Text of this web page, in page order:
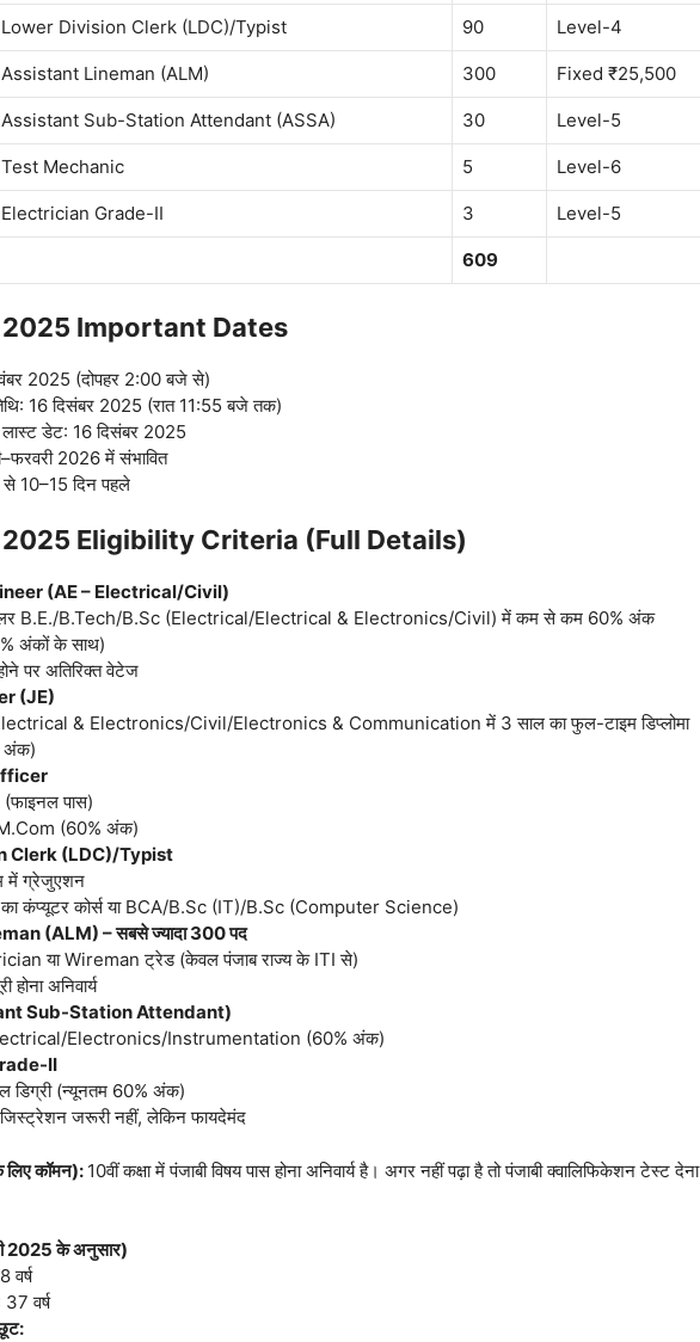
Lower Division Clerk (LDC)/Typist 90 Level-4
Assistant Lineman (ALM) 300 Fixed ₹25,500
Assistant Sub-Station Attendant (ASSA) 30 Level-5
Test Mechanic 5 Level-6
Electrician Grade-II 3 Level-5
609
2025 Important Dates
2025 (दोपहर 2:00 बजे से)
16 दिसंबर 2025 (रात 11:55 बजे तक)
डेट: 16 दिसंबर 2025
2026 में संभावित
से 10–15 दिन पहले
2025 Eligibility Criteria (Full Details)
(AE – Electrical/Civil)
B.E./B.Tech/B.Sc (Electrical/Electrical & Electronics/Civil) में कम से कम 60% अंक
अंकों के साथ)
पर अतिरिक्त वेटेज
(JE)
& Electronics/Civil/Electronics & Communication में 3 साल का फुल-टाइम डिप्लोमा
अंक)
पास)
(60% अंक)
Clerk (LDC)/Typist
में ग्रेजुएशन
कंप्यूटर कोर्स या BCA/B.Sc (IT)/B.Sc (Computer Science)
(ALM) – सबसे ज्यादा 300 पद
या Wireman ट्रेड (केवल पंजाब राज्य के ITI से)
होना अनिवार्य
Sub-Station Attendant)
Electrical/Electronics/Instrumentation (60% अंक)
II
डिग्री (न्यूनतम 60% अंक)
जरूरी नहीं, लेकिन फायदेमंद
लिए कॉमन): 10वीं कक्षा में पंजाबी विषय पास होना अनिवार्य है। अगर नहीं पढ़ा है तो पंजाबी क्वालिफिकेशन टेस्ट देना
2025 के अनुसार)
वर्ष
वर्ष